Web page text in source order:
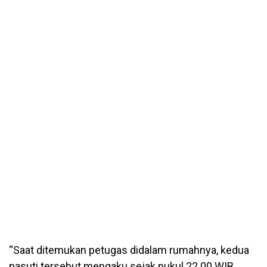
“Saat ditemukan petugas didalam rumahnya, kedua